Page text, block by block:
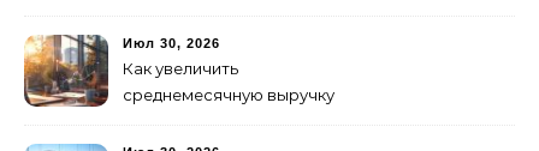
Июл 30, 2026
Как увеличить
среднемесячную выручку